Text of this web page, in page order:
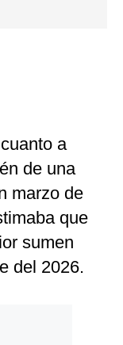
a
de una
marzo de
que
sumen
del 2026.